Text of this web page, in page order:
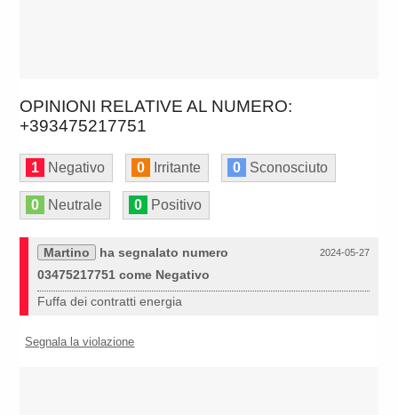
OPINIONI RELATIVE AL NUMERO:
+393475217751
1 Negativo 0 Irritante 0 Sconosciuto
0 Neutrale 0 Positivo
2024-05-27
Martino
ha segnalato numero
03475217751 come Negativo
Fuffa dei contratti energia
Segnala la violazione